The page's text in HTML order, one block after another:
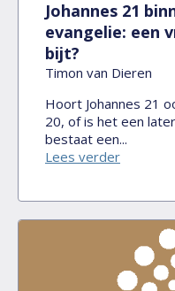
Johannes 21
evangelie: een
bijt?
Timon van Dieren
Hoort Johannes 21
20, of is het een
bestaat een...
Lees verder